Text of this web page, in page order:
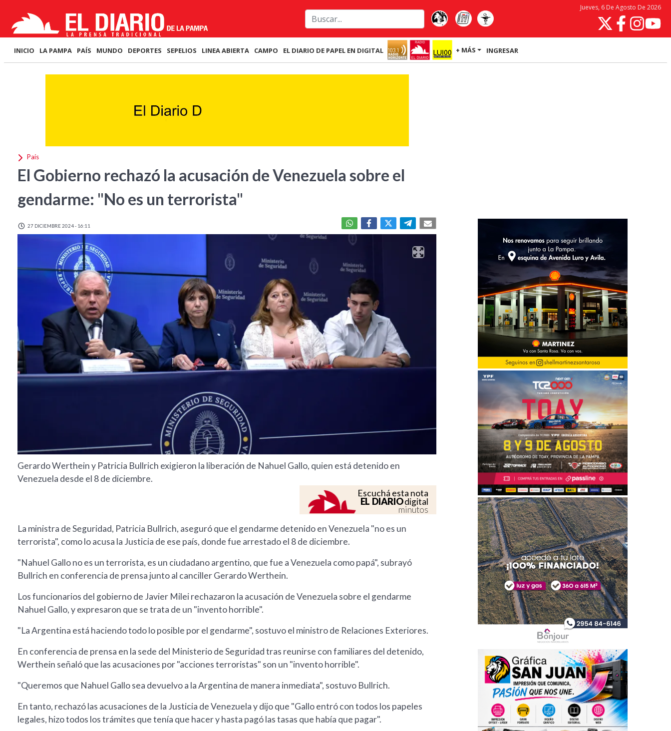
Jueves, 6 De Agosto De 2026
INICIO LA PAMPA PAÍS MUNDO DEPORTES SEPELIOS LINEA ABIERTA CAMPO EL DIARIO DE PAPEL EN DIGITAL + MÁS INGRESAR
País
El Gobierno rechazó la acusación de Venezuela sobre el
gendarme: "No es un terrorista"
27 DICIEMBRE 2024 - 16:11
Gerardo Werthein y Patricia Bullrich exigieron la liberación de Nahuel Gallo, quien está detenido en
Venezuela desde el 8 de diciembre.
Escuchá esta nota
EL DIARIOdigital
minutos
La ministra de Seguridad, Patricia Bullrich, aseguró que el gendarme detenido en Venezuela "no es un
terrorista", como lo acusa la Justicia de ese país, donde fue arrestado el 8 de diciembre.
"Nahuel Gallo no es un terrorista, es un ciudadano argentino, que fue a Venezuela como papá", subrayó
Bullrich en conferencia de prensa junto al canciller Gerardo Werthein.
Los funcionarios del gobierno de Javier Milei rechazaron la acusación de Venezuela sobre el gendarme
Nahuel Gallo, y expresaron que se trata de un "invento horrible".
"La Argentina está haciendo todo lo posible por el gendarme", sostuvo el ministro de Relaciones Exteriores.
En conferencia de prensa en la sede del Ministerio de Seguridad tras reunirse con familiares del detenido,
Werthein señaló que las acusaciones por "acciones terroristas" son un "invento horrible".
"Queremos que Nahuel Gallo sea devuelvo a la Argentina de manera inmediata", sostuvo Bullrich.
En tanto, rechazó las acusaciones de la Justicia de Venezuela y dijo que "Gallo entró con todos los papeles
legales, hizo todos los trámites que tenía que hacer y hasta pagó las tasas que había que pagar".